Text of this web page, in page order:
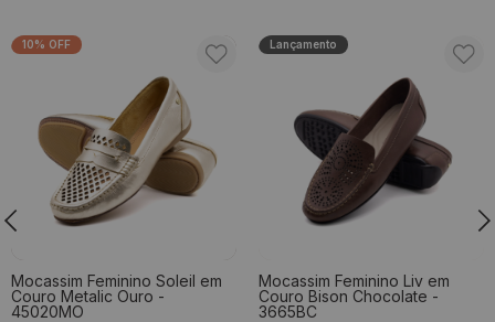
10% OFF
Mocassim Feminino Soleil em
Couro Metalic Ouro -
45020MO
Lançamento
Mocassim Feminino Liv em
Couro Bison Chocolate -
3665BC